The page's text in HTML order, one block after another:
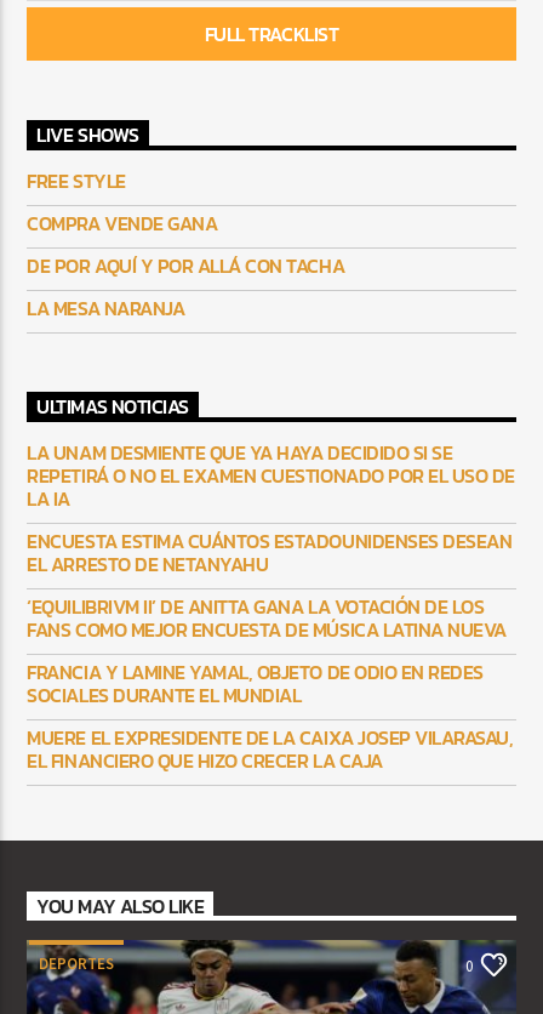
FULL TRACKLIST
LIVE SHOWS
FREE STYLE
COMPRA VENDE GANA
DE POR AQUÍ Y POR ALLÁ CON TACHA
LA MESA NARANJA
ULTIMAS NOTICIAS
LA UNAM DESMIENTE QUE YA HAYA DECIDIDO SI SE
REPETIRÁ O NO EL EXAMEN CUESTIONADO POR EL USO DE
LA IA
ENCUESTA ESTIMA CUÁNTOS ESTADOUNIDENSES DESEAN
EL ARRESTO DE NETANYAHU
‘EQUILIBRIVM II’ DE ANITTA GANA LA VOTACIÓN DE LOS
FANS COMO MEJOR ENCUESTA DE MÚSICA LATINA NUEVA
FRANCIA Y LAMINE YAMAL, OBJETO DE ODIO EN REDES
SOCIALES DURANTE EL MUNDIAL
MUERE EL EXPRESIDENTE DE LA CAIXA JOSEP VILARASAU,
EL FINANCIERO QUE HIZO CRECER LA CAJA
YOU MAY ALSO LIKE
DEPORTES 0